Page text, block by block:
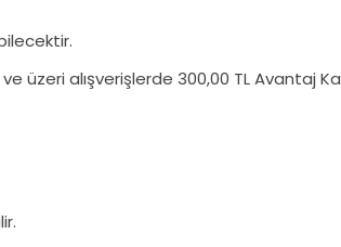
üzeri alışverişlerde 300,00 TL Avantaj